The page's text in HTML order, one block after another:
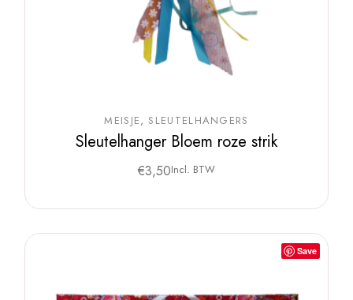
MEISJE SLEUTELHANGERS
Sleutelhanger Bloem roze strik
€3,50Incl. BTW
Save